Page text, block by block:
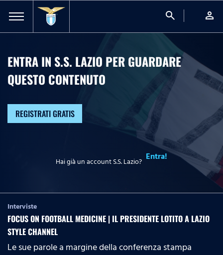
search person
ENTRA IN S.S. LAZIO PER GUARDARE
QUESTO CONTENUTO
REGISTRATI GRATIS
Hai già un account S.S. Lazio? Entra!
Interviste
FOCUS ON FOOTBALL MEDICINE | IL PRESIDENTE LOTITO A LAZIO
STYLE CHANNEL
Le sue parole a margine della conferenza stampa